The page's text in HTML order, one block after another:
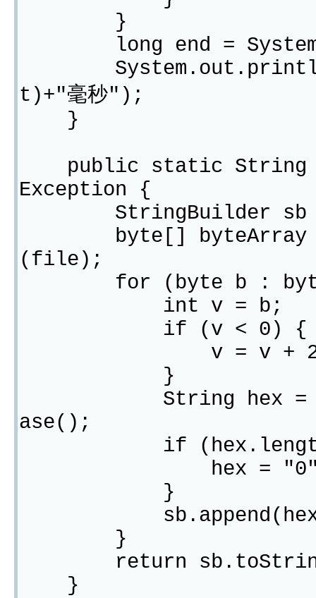
}
long end =
t)+"毫秒");
}
public static String
Exception {
StringBuilder sb =
byte[] byteArray =
(file);
for (byte b :
int v = b;
if (v < 0) {
v = v +
}
String hex =
ase();
if
hex = "0" +
}
}
return
}